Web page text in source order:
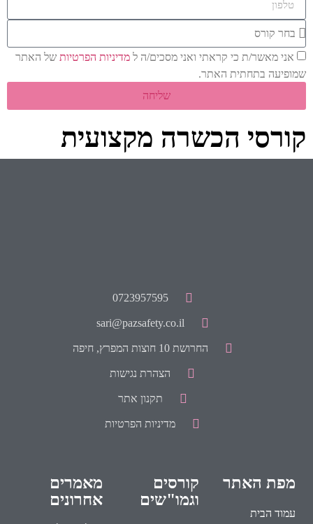
אני מאשר/ת כי קראתי ואני מסכים/ה ל מדיניות הפרטיות של האתר
שמופיעה בתחתית האתר.
שליחה
קורסי הכשרה מקצועית
0723957595
sari@pazsafety.co.il
החרושת 10 חוצות המפרץ, חיפה
הצהרת נגישות
תקנון אתר
מדיניות הפרטיות
מפת האתר
עמוד הבית
קורסים
וגמו"שים
מאמרים
אחרונים